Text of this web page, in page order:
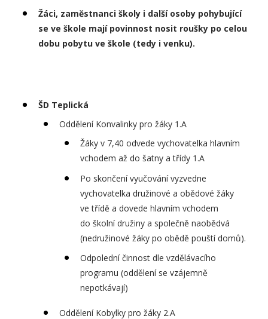
Žáci, zaměstnanci školy i další osoby pohybující
se ve škole mají povinnost nosit roušky po celou
dobu pobytu ve škole (tedy i venku).
ŠD Teplická
Oddělení Konvalinky pro žáky 1.A
Žáky v 7,40 odvede vychovatelka hlavním
vchodem až do šatny a třídy 1.A
Po skončení vyučování vyzvedne
vychovatelka družinové a obědové žáky
ve třídě a dovede hlavním vchodem
do školní družiny a společně naobědvá
(nedružinové žáky po obědě pouští domů).
Odpolední činnost dle vzdělávacího
programu (oddělení se vzájemně
nepotkávají)
Oddělení Kobylky pro žáky 2.A